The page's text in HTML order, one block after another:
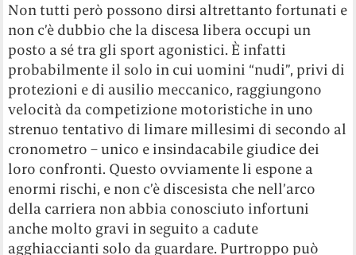
Non tutti però possono dirsi altrettanto fortunati e
non c’è dubbio che la discesa libera occupi un
posto a sé tra gli sport agonistici. È infatti
probabilmente il solo in cui uomini “nudi”, privi di
protezioni e di ausilio meccanico, raggiungono
velocità da competizione motoristiche in uno
strenuo tentativo di limare millesimi di secondo al
cronometro – unico e insindacabile giudice dei
loro confronti. Questo ovviamente li espone a
enormi rischi, e non c’è discesista che nell’arco
della carriera non abbia conosciuto infortuni
anche molto gravi in seguito a cadute
agghiaccianti solo da guardare. Purtroppo può